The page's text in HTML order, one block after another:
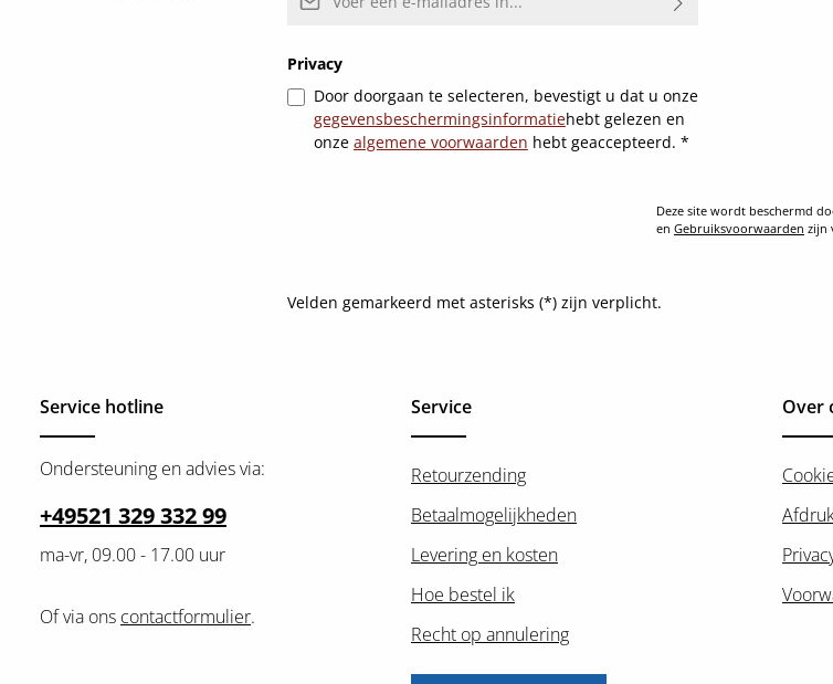
Privacy
Door doorgaan te selecteren, bevestigt u dat u onze
gegevensbeschermingsinformatiehebt gelezen en
onze algemene voorwaarden hebt geaccepteerd. *
Deze site wordt beschermd
en Gebruiksvoorwaarden zijn
Velden gemarkeerd met asterisks (*) zijn verplicht.
Service hotline
Ondersteuning en advies via:
+49521 329 332 99
ma-vr, 09.00 - 17.00 uur
Of via ons contactformulier.
Service
Retourzending
Betaalmogelijkheden
Levering en kosten
Hoe bestel ik
Recht op annulering
Over